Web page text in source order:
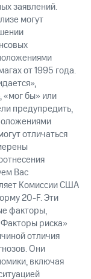
заявлений.
могут
от 1995 года.
«мог бы» или
предупредить,
отличаться
Вас
Комиссии США
20-F. Эти
факторы,
риска»
отличия
Они
включая